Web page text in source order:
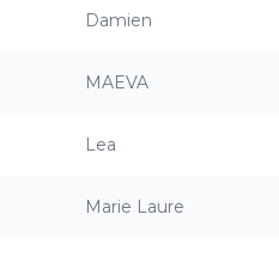
Damien
MAEVA
Lea
Marie Laure